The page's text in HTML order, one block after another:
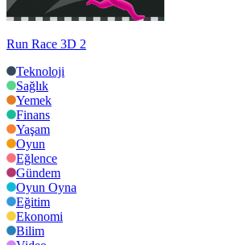
Run Race 3D 2
Teknoloji
Sağlık
Yemek
Finans
Yaşam
Oyun
Eğlence
Gündem
Oyun Oyna
Eğitim
Ekonomi
Bilim